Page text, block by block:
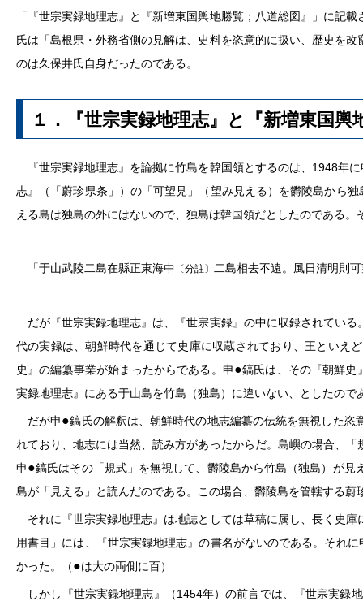
「『世宗実録地理志』と『新増東国輿地勝覧；八道総図』」に記
氏は「島根県・外務省側の見解は、史料を恣意的に扱い、歴史を
のは久保井氏自身だったのである。
１．『世宗実録地理志』と『新増東国輿
『世宗実録地理志』を論拠に竹島を韓国領とするのは、1948年に
志』（「蔚珍県条」）の「可望見」（望み見える）を欝陵島から
える島は独島の外にはないので、独島は韓国領だとしたのである
「于山武陵二島在縣正東海中 〔分註〕 二島相去不遠。風日清明則
だが『世宗実録地理志』は、『世宗実録』の中に収録されてい
代の実録は、朝鮮時代を通じて史庫に収蔵されており、王といえ
史』の編纂事業が始まったからである。申●鎬氏は、その『朝鮮史
実録地理志』にある于山島を竹島（独島）に違いない、としたので
だが申●鎬氏の解釈は、朝鮮時代の地志編纂の伝統を無視した
れており、地志には当然、読み方があったからだ。島嶼の場合、
申●鎬氏はその「規式」を無視して、欝陵島から竹島（独島）が
島が「見える」と読んだのである。この場合、欝陵島を管轄する
それに『世宗実録地理志』は地誌としては草稿に属し、長く史
用書目」には、『世宗実録地理志』の書名がないのである。それに
かった。（●は大の両側に百）
しかし『世宗実録地理志』（1454年）の前言では、『世宗実録